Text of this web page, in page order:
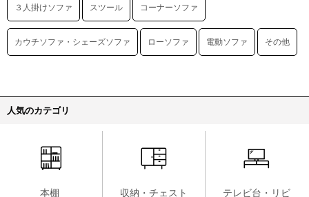
３人掛けソファ スツール コーナーソファ
カウチソファ・シェーズソファ ローソファ 電動ソファ その他
人気のカテゴリ
本棚 収納・チェスト
テレビ台・リビ